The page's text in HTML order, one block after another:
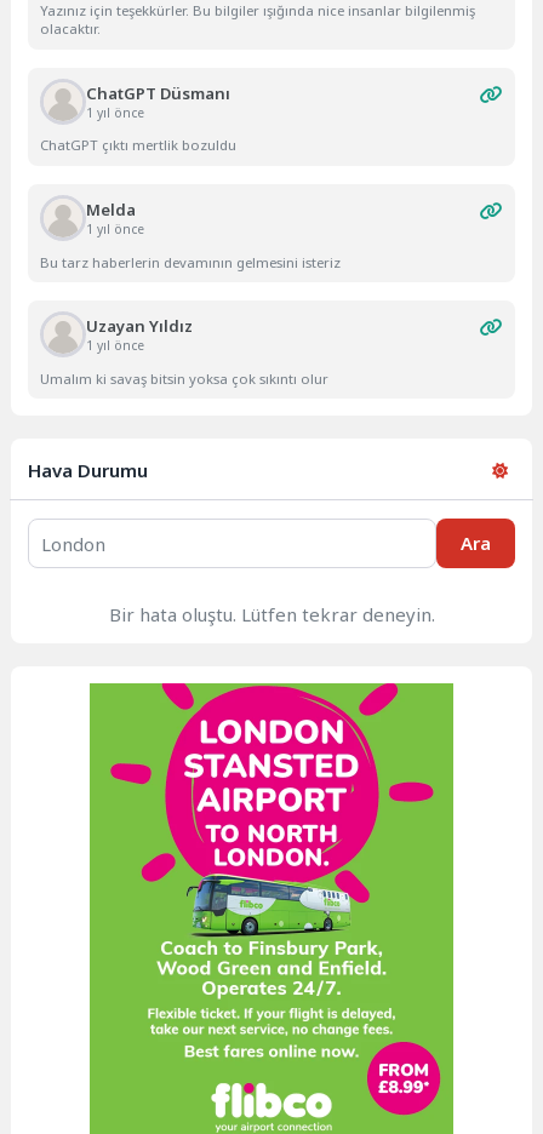
Yazınız için teşekkürler. Bu bilgiler ışığında nice insanlar bilgilenmiş
olacaktır.
ChatGPT Düsmanı
1 yıl önce
ChatGPT çıktı mertlik bozuldu
Melda
1 yıl önce
Bu tarz haberlerin devamının gelmesini isteriz
Uzayan Yıldız
1 yıl önce
Umalım ki savaş bitsin yoksa çok sıkıntı olur
Hava Durumu
Ara
Bir hata oluştu. Lütfen tekrar deneyin.